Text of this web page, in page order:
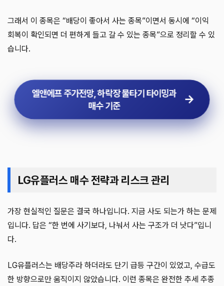
그래서 이 종목은 “배당이 좋아서 사는 종목”이면서 동시에 “이익
회복이 확인되면 더 편하게 들고 갈 수 있는 종목”으로 정리할 수 있
습니다.
엘앤에프 주가전망, 하락장 물타기 타이밍과
매수 기준
LG유플러스 매수 전략과 리스크 관리
가장 현실적인 질문은 결국 하나입니다. 지금 사도 되는가 하는 문제
입니다. 답은 “한 번에 사기보다, 나눠서 사는 구조가 더 낫다”입니
다.
LG유플러스는 배당주라 하더라도 단기 급등 구간이 있었고, 수급도
한 방향으로만 움직이지 않았습니다. 이런 종목은 완전한 추세 추종